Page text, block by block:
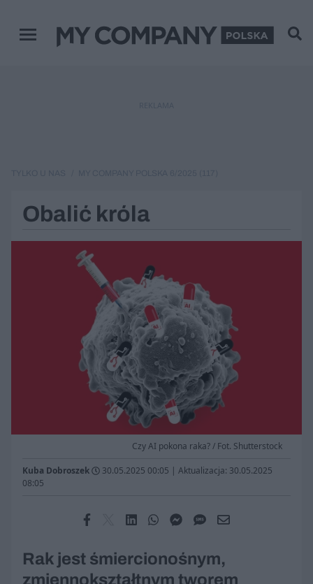
Menu główne
Obalić króla
Czy AI pokona raka? / Fot. Shutterstock
Kuba Dobroszek 30.05.2025 00:05 | Aktualizacja: 30.05.2025
08:05
Rak jest śmiercionośnym,
zmiennokształtnym tworem